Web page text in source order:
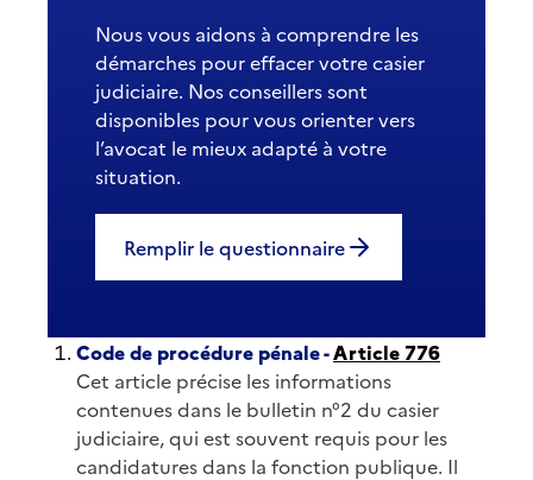
Nous vous aidons à comprendre les
démarches pour effacer votre casier
judiciaire. Nos conseillers sont
disponibles pour vous orienter vers
l’avocat le mieux adapté à votre
situation.
Remplir le questionnaire
Code de procédure pénale -Article 776
Cet article précise les informations
contenues dans le bulletin n°2 du casier
judiciaire, qui est souvent requis pour les
candidatures dans la fonction publique. Il